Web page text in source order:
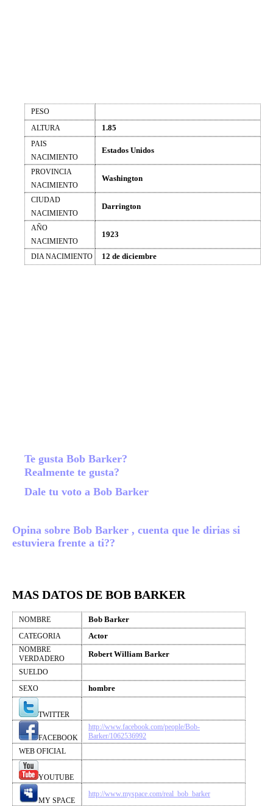
PESO
ALTURA
1.85
PAIS
NACIMIENTO
Estados Unidos
PROVINCIA
NACIMIENTO
Washington
CIUDAD
NACIMIENTO
Darrington
AÑO
NACIMIENTO
1923
DIA NACIMIENTO 12 de diciembre
Te gusta Bob Barker?
Realmente te gusta?
Dale tu voto a Bob Barker
Opina sobre Bob Barker , cuenta que le dirias si
estuviera frente a ti??
MAS DATOS DE BOB BARKER
NOMBRE Bob Barker
CATEGORIA Actor
NOMBRE
VERDADERO
Robert William Barker
SUELDO
SEXO
hombre
TWITTER
FACEBOOK
http://www.facebook.com/people/Bob-
Barker/1062536992
WEB OFICIAL
YOUTUBE
MY SPACE
http://www.myspace.com/real_bob_barker